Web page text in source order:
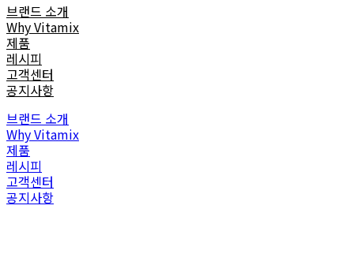
브랜드 소개
Why Vitamix
제품
레시피
고객센터
공지사항
브랜드 소개
Why Vitamix
제품
레시피
고객센터
공지사항